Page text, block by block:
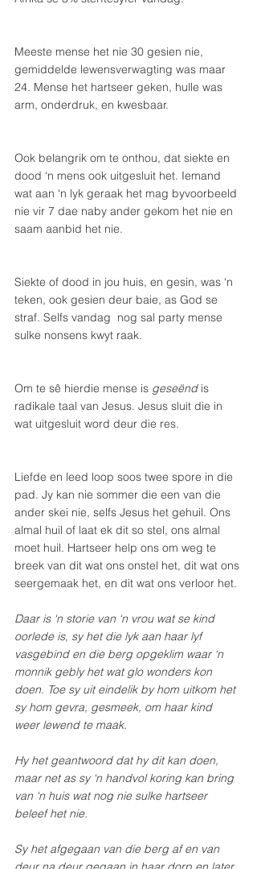
Meeste mense het nie 30 gesien nie,
gemiddelde lewensverwagting was maar
24. Mense het hartseer geken, hulle was
arm, onderdruk, en kwesbaar.
Ook belangrik om te onthou, dat siekte en
dood ‘n mens ook uitgesluit het. Iemand
wat aan ‘n lyk geraak het mag byvoorbeeld
nie vir 7 dae naby ander gekom het nie en
saam aanbid het nie.
Siekte of dood in jou huis, en gesin, was ‘n
teken, ook gesien deur baie, as God se
straf. Selfs vandag  nog sal party mense
sulke nonsens kwyt raak.
Om te sê hierdie mense is geseënd is
radikale taal van Jesus. Jesus sluit die in
wat uitgesluit word deur die res.
Liefde en leed loop soos twee spore in die
pad. Jy kan nie sommer die een van die
ander skei nie, selfs Jesus het gehuil. Ons
almal huil of laat ek dit so stel, ons almal
moet huil. Hartseer help ons om weg te
breek van dit wat ons onstel het, dit wat ons
seergemaak het, en dit wat ons verloor het.
Daar is ‘n storie van ‘n vrou wat se kind
oorlede is, sy het die lyk aan haar lyf
vasgebind en die berg opgeklim waar ‘n
monnik gebly het wat glo wonders kon
doen. Toe sy uit eindelik by hom uitkom het
sy hom gevra, gesmeek, om haar kind
weer lewend te maak.
Hy het geantwoord dat hy dit kan doen,
maar net as sy ‘n handvol koring kan bring
van ‘n huis wat nog nie sulke hartseer
beleef het nie.
Sy het afgegaan van die berg af en van